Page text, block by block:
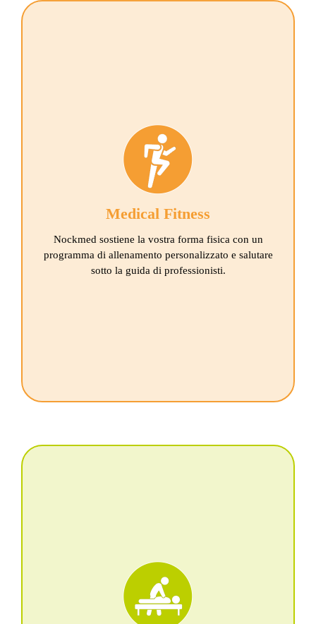
Medical Fitness
Nockmed sostiene la vostra forma fisica con un
programma di allenamento personalizzato e salutare
sotto la guida di professionisti.
in presenza di deficit di allenamento
per migliorare la forma fisica
La nostra offerta sportiva:
fisioterapia sportiva
allenamento terapeutico medicale (MTT)
terapia riabilitativa medicale (MAT)
Nordic Walking terapeutico
Aqua Nordic Walking
RELAX E RIPOSO